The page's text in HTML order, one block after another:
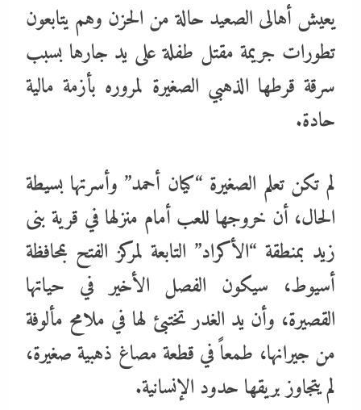
يعيش أهالى الصعيد حالة من الحزن وهم يتابعون
تطورات جريمة مقتل طفلة على يد جارها بسبب
سرقة قرطها الذهبي الصغيرة لمروره بأزمة مالية
حادة.
​لم تكن تعلم الصغيرة “كيان أحمد” وأسرتها بسيطة
الحال، أن خروجها للعب أمام منزلها في قرية بنى
زيد بمنطقة “الأكراد” التابعة لمركز الفتح بمحافظة
أسيوط، سيكون الفصل الأخير في حياتها
القصيرة، وأن يد الغدر تختبئ لها في ملامح مألوفة
من جيرانها، طمعاً في قطعة مصاغ ذهبية صغيرة،
لم يتجاوز بريقها حدود الإنسانية.